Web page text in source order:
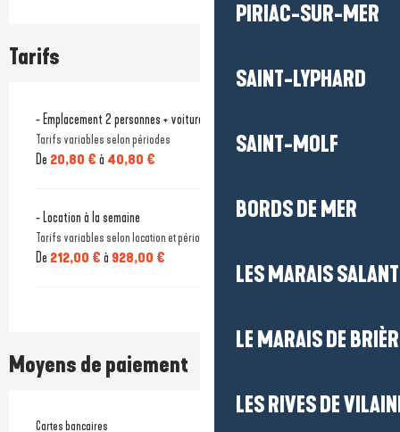
PIRIAC-SUR-MER
SAINT-LYPHARD
SAINT-MOLF
BORDS DE MER
LES MARAIS
LE MARAIS DE
LES RIVES DE
Tarifs
- Emplacement 2 personnes + voiture + électricité
Tarifs variables selon périodes
De 20,80 € à 40,80 €
- Location à la semaine
Tarifs variables selon location et périodes
De 212,00 € à 928,00 €
Moyens de paiement
Cartes bancaires